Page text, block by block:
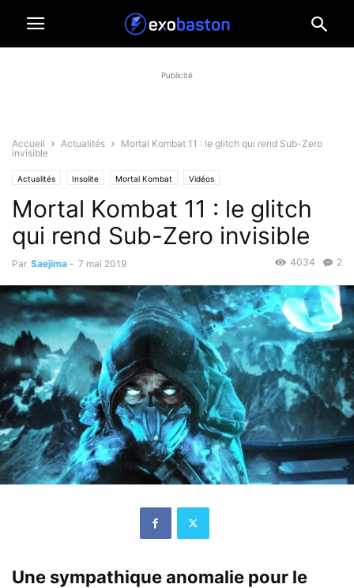
Publicité
Accueil Actualités
Mortal Kombat 11 : le glitch qui rend Sub-Zero
invisible
Actualités Insolite Mortal Kombat Vidéos
Mortal Kombat 11 : le glitch
qui rend Sub-Zero invisible
Par Saejima - 7 mai 2019 2
4034
Une sympathique anomalie pour le